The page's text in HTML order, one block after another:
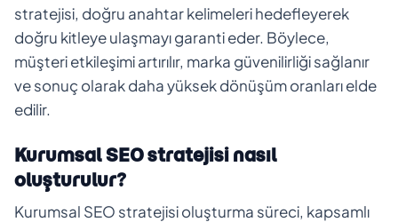
stratejisi, doğru anahtar kelimeleri hedefleyerek
doğru kitleye ulaşmayı garanti eder. Böylece,
müşteri etkileşimi artırılır, marka güvenilirliği sağlanır
ve sonuç olarak daha yüksek dönüşüm oranları elde
edilir.
Kurumsal SEO stratejisi nasıl
oluşturulur?
Kurumsal SEO stratejisi oluşturma süreci, kapsamlı